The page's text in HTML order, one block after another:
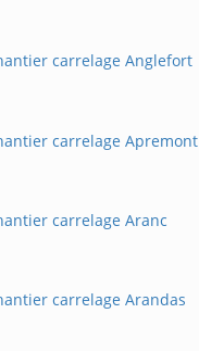
carrelage Anglefort
carrelage Apremont
carrelage Aranc
carrelage Arandas